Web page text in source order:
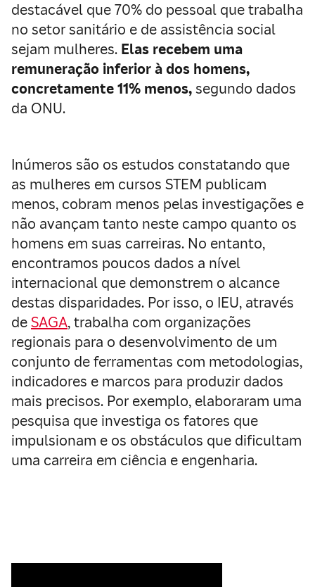
destacável que 70% do pessoal que trabalha
no setor sanitário e de assistência social
sejam mulheres. Elas recebem uma
remuneração inferior à dos homens,
concretamente 11% menos,segundo dados
da ONU.
Inúmeros são os estudos constatando que
as mulheres em cursos STEM publicam
menos, cobram menos pelas investigações e
não avançam tanto neste campo quanto os
homens em suas carreiras. No entanto,
encontramos poucos dados a nível
internacional que demonstrem o alcance
destas disparidades. Por isso, o IEU, através
deSAGA, trabalha com organizações
regionais para o desenvolvimento de um
conjunto de ferramentas com metodologias,
indicadores e marcos para produzir dados
mais precisos. Por exemplo, elaboraram uma
pesquisa que investiga os fatores que
impulsionam e os obstáculos que dificultam
uma carreira em ciência e engenharia.